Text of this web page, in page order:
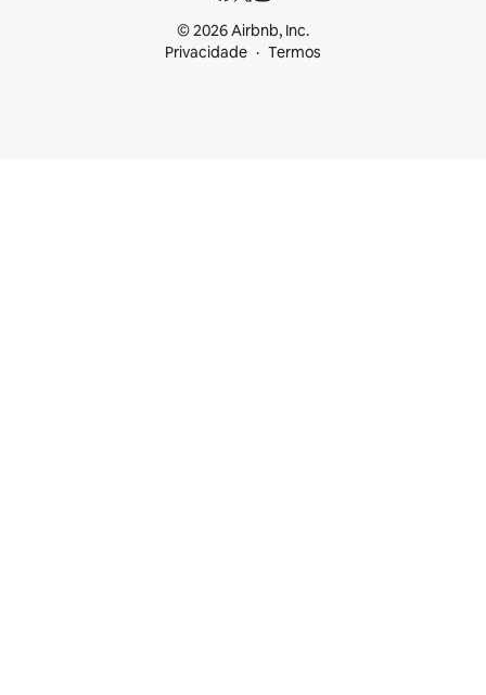
© 2026 Airbnb, Inc.
Privacidade
Termos